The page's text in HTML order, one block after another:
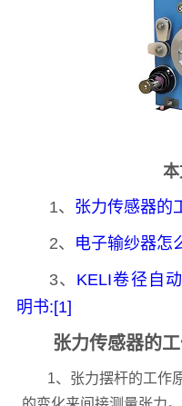
本
1、 张力传感器的
2、
电子输纱器怎
3、 KELI卷径自
明书:[1]
张力传感器的
1、张力摆杆的工作